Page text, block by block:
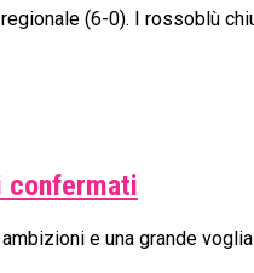
(6-0). I rossoblù
confermati
e una grande